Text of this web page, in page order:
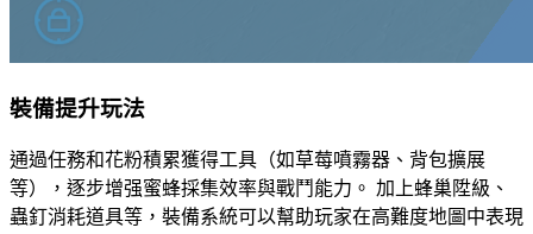
裝備提升玩法
通過任務和花粉積累獲得工具（如草莓噴霧器、背包擴展
等），逐步增强蜜蜂採集效率與戰鬥能力。 加上蜂巢陞級、
蟲釘消耗道具等，裝備系統可以幫助玩家在高難度地圖中表現